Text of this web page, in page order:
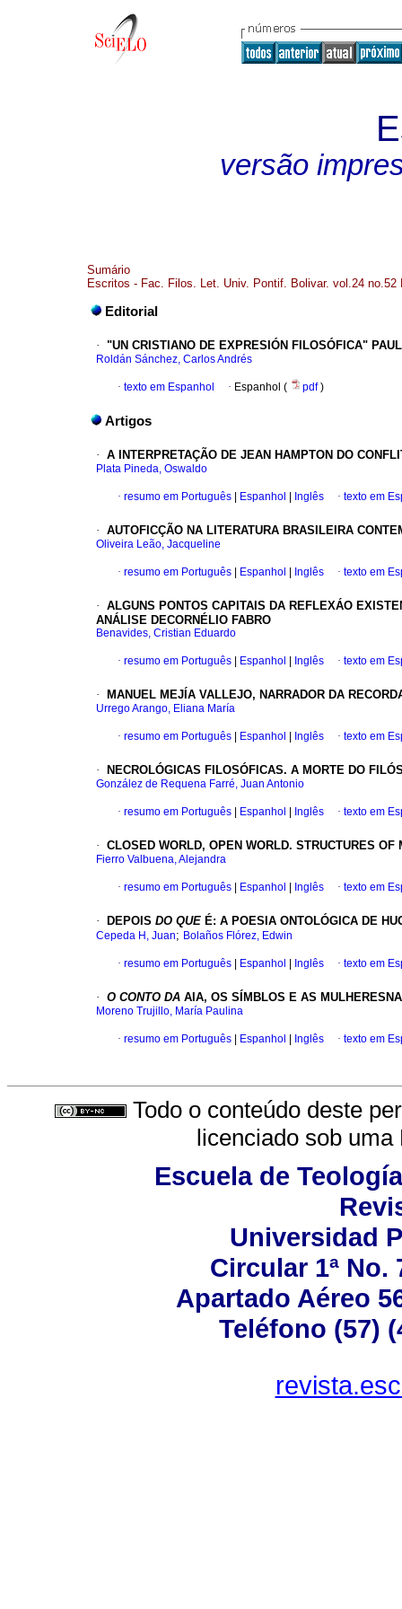
versão
Sumário
Escritos - Fac. Filos. Let. Univ. Pontif. Bolivar. vol.24 no.52
Editorial
· "UN CRISTIANO DE EXPRESIÓN FILOSÓFICA"
Roldán Sánchez, Carlos Andrés
· texto em Espanhol · Espanhol ( pdf)
Artigos
· A INTERPRETAÇÃO DE JEAN HAMPTON DO
Plata Pineda, Oswaldo
· resumo em Português Espanhol Inglês · texto em
· AUTOFICÇÃO NA LITERATURA BRASILEIRA
Oliveira Leão, Jacqueline
· resumo em Português Espanhol Inglês · texto em
· ALGUNS PONTOS CAPITAIS DA REFLEXÁO
ANÁLISE DECORNÉLIO FABRO
Benavides, Cristian Eduardo
· resumo em Português Espanhol Inglês · texto em
· MANUEL MEJÍA VALLEJO, NARRADOR DA
Urrego Arango, Eliana María
· resumo em Português Espanhol Inglês · texto em
· NECROLÓGICAS FILOSÓFICAS. A MORTE DO
González de Requena Farré, Juan Antonio
· resumo em Português Espanhol Inglês · texto em
· CLOSED WORLD, OPEN WORLD. STRUCTURES
Fierro Valbuena, Alejandra
· resumo em Português Espanhol Inglês · texto em
· DEPOIS DO QUE É: A POESIA ONTOLÓGICA DE
Cepeda H, Juan; Bolaños Flórez, Edwin
· resumo em Português Espanhol Inglês · texto em
· O CONTO DA AIA, OS SÍMBLOS E AS
Moreno Trujillo, María Paulina
· resumo em Português Espanhol Inglês · texto em
Todo o conteúdo deste
licenciado sob uma
Escuela de
Universidad
Circular 1ª No.
Apartado Aéreo
Teléfono (57)